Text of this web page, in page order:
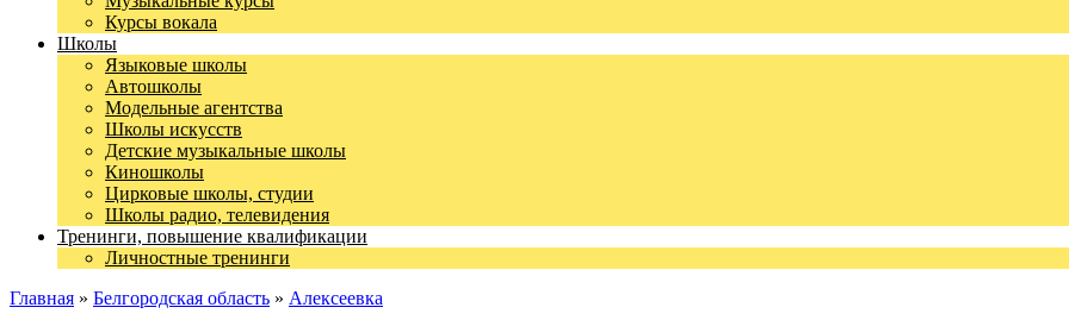
Курсы вокала
Школы
Языковые школы
Автошколы
Модельные агентства
Школы искусств
Детские музыкальные школы
Киношколы
Цирковые школы, студии
Школы радио, телевидения
Тренинги, повышение квалификации
Личностные тренинги
Главная » Белгородская область » Алексеевка